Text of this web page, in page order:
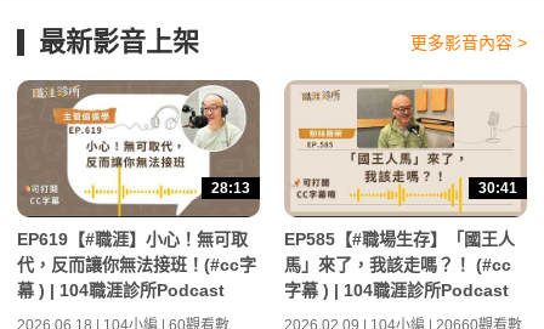
最新影音上架 更多影音內容 >
28:13
EP619【#職涯】小心！無可取
代，反而讓你無法接班！(#cc字
幕 ) | 104職涯診所Podcast
2026.06.18 | 104小編 | 60觀看數
30:41
EP585【#職場生存】「國王人
馬」來了，我該走嗎？！ (#cc
字幕 ) | 104職涯診所Podcast
2026.02.09 | 104小編 | 20660觀看數